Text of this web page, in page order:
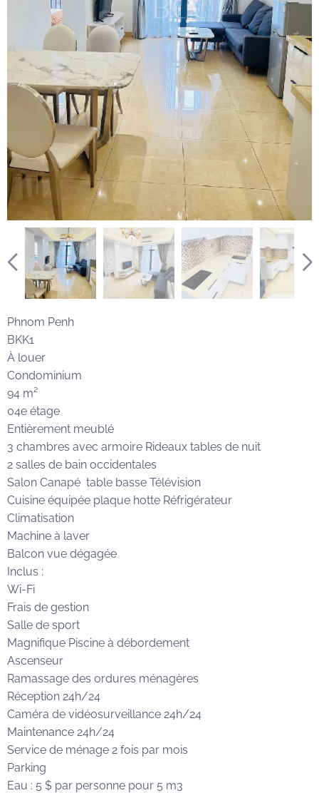
Phnom Penh
BKK1
À louer
Condominium
94 m²
04e étage
Entièrement meublé
3 chambres avec armoire Rideaux tables de nuit
2 salles de bain occidentales
Salon Canapé table basse Télévision
Cuisine équipée plaque hotte Réfrigérateur
Climatisation
Machine à laver
Balcon vue dégagée
Inclus :
Wi-Fi
Frais de gestion
Salle de sport
Magnifique Piscine à débordement
Ascenseur
Ramassage des ordures ménagères
Réception 24h/24
Caméra de vidéosurveillance 24h/24
Maintenance 24h/24
Service de ménage 2 fois par mois
Parking
Eau : 5 $ par personne pour 5 m3